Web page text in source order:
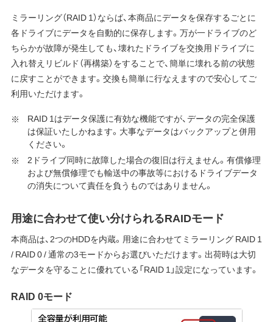
ミラーリング（RAID 1）ならば、本商品にデータを保存するごとに
各ドライブにデータを自動的に保存します。万が一ドライブのど
ちらかが故障が発生しても、壊れたドライブを交換用ドライブに
入れ替えリビルド（再構築）をすることで、簡単に壊れる前の状態
に戻すことができます。交換も簡単に行なえますので安心してご
利用いただけます。
RAID 1はデータ保護に有効な機能ですが、データの完全保護
は保証いたしかねます。大事なデータはバックアップと併用
ください。
2ドライブ同時に故障した場合の復旧は行えません。有償修理
および無償修理でも輸送中の事故等におけるドライブデータ
の消失について責任を負うものではありません。
用途に合わせて使い分けられるRAIDモード
本商品は、2つのHDDを内蔵。用途に合わせてミラーリング RAID 1
/ RAID 0 / 通常の3モードからお選びいただけます。出荷時は大切
なデータを守ることに優れている「RAID 1」設定になっています。
RAID 0モード